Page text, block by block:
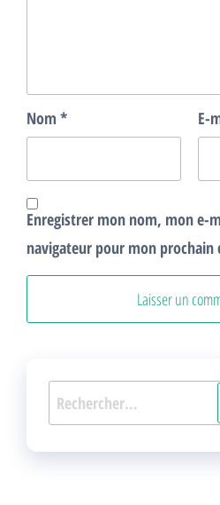
Nom * E-
Enregistrer mon nom, mon e-
navigateur pour mon prochain
Rechercher :